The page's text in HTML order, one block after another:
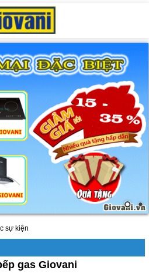
sự kiện
gas Giovani